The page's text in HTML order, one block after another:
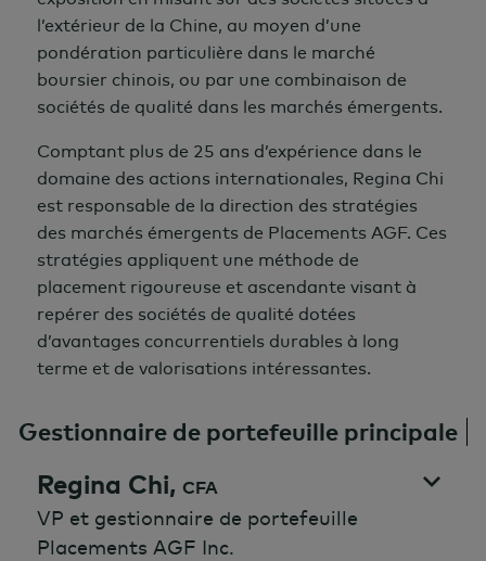
l’extérieur de la Chine, au moyen d’une
pondération particulière dans le marché
boursier chinois, ou par une combinaison de
sociétés de qualité dans les marchés émergents.
Comptant plus de 25 ans d’expérience dans le
domaine des actions internationales, Regina Chi
est responsable de la direction des stratégies
des marchés émergents de Placements AGF. Ces
stratégies appliquent une méthode de
placement rigoureuse et ascendante visant à
repérer des sociétés de qualité dotées
d’avantages concurrentiels durables à long
terme et de valorisations intéressantes.
Gestionnaire de portefeuille principale
Regina Chi, CFA
VP et gestionnaire de portefeuille
Placements AGF Inc.